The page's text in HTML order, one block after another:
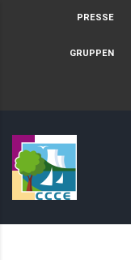
PRESSE
GRUPPEN